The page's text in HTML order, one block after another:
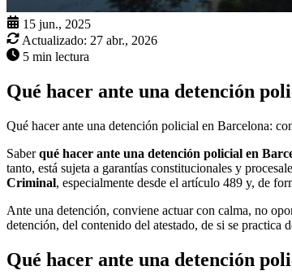
15 jun., 2025
Actualizado: 27 abr., 2026
5 min lectura
Qué hacer ante una detención
Qué hacer ante una detención policial en Barcelona:
Saberqué hacer ante una detención policial en
tanto, está sujeta a garantías constitucionales y
Criminal, especialmente desde el artículo 489 y, de
Ante una detención, conviene actuar con calma, no
detención, del contenido del atestado, de si se practica
Qué hacer ante una detención